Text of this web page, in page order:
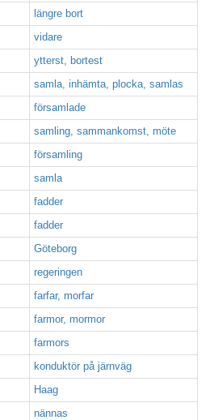
längre bort
vidare
ytterst, bortest
samla, inhämta, plocka, samlas
församlade
samling, sammankomst, möte
församling
samla
fadder
fadder
Göteborg
regeringen
farfar, morfar
farmor, mormor
farmors
konduktör på järnväg
Haag
nännas